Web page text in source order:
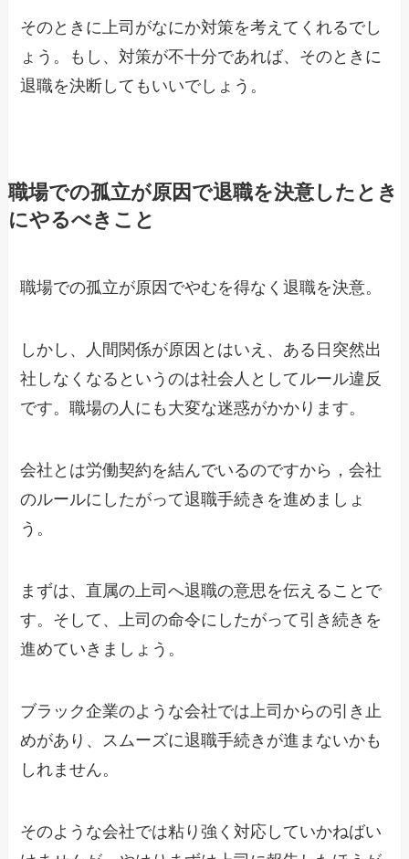
そのときに上司がなにか対策を考えてくれるでし
ょう。もし、対策が不十分であれば、そのときに
退職を決断してもいいでしょう。
職場での孤立が原因で退職を決意したとき
にやるべきこと
職場での孤立が原因でやむを得なく退職を決意。
しかし、人間関係が原因とはいえ、ある日突然出
社しなくなるというのは社会人としてルール違反
です。職場の人にも大変な迷惑がかかります。
会社とは労働契約を結んでいるのですから，会社
のルールにしたがって退職手続きを進めましょ
う。
まずは、直属の上司へ退職の意思を伝えることで
す。そして、上司の命令にしたがって引き続きを
進めていきましょう。
ブラック企業のような会社では上司からの引き止
めがあり、スムーズに退職手続きが進まないかも
しれません。
そのような会社では粘り強く対応していかねばい